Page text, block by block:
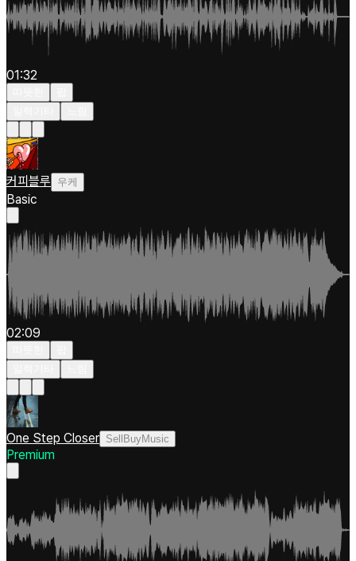
01:32
커피블루 우케
Basic
02:09
One Step Closer SellBuyMusic
Premium